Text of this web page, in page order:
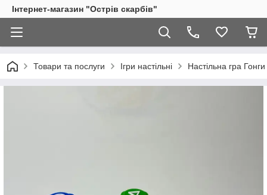
Інтернет-магазин "Острів скарбів"
Товари та послуги Ігри настільні Настільна гра